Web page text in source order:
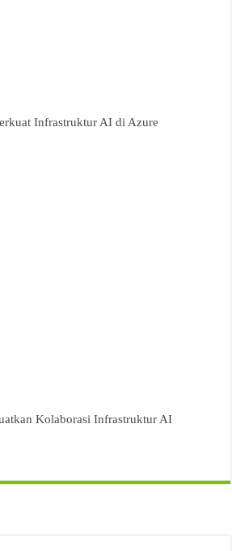
Infrastruktur AI di Azure
Kolaborasi Infrastruktur AI